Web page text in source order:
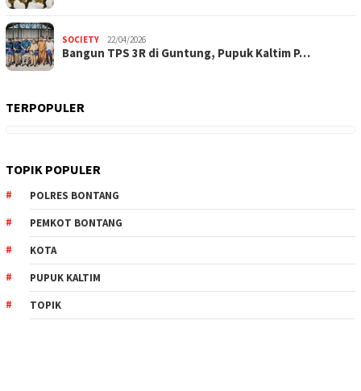
SOCIETY 22/04/2026
Bangun TPS 3R di Guntung, Pupuk Kaltim P…
TERPOPULER
TOPIK POPULER
POLRES BONTANG
PEMKOT BONTANG
KOTA
PUPUK KALTIM
TOPIK